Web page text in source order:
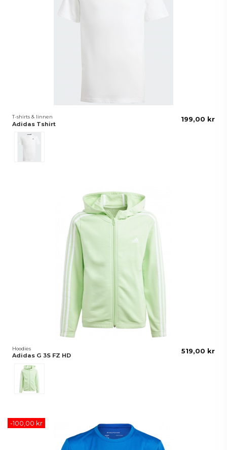
T-shirts & linnen
Adidas Tshirt
Vit
199,00 kr
Hoodies
Adidas G 3S FZ HD
Grön
519,00 kr
-100,00 kr